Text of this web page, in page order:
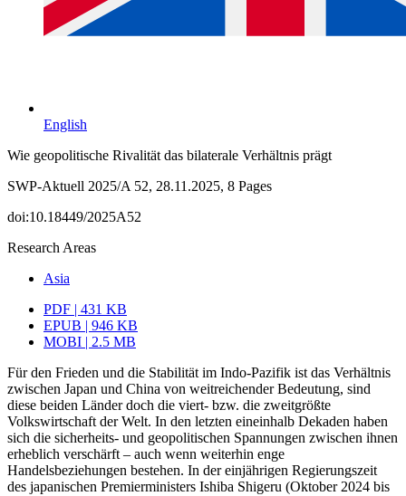
English
Wie geopolitische Rivalität das bilaterale Verhältnis prägt
SWP-Aktuell 2025/A 52, 28.11.2025, 8 Pages
doi:10.18449/2025A52
Research Areas
Asia
PDF | 431 KB
EPUB | 946 KB
MOBI | 2.5 MB
Für den Frieden und die Stabilität im Indo-Pazifik ist das Verhältnis
zwischen Japan und China von weitreichender Bedeutung, sind
diese beiden Länder doch die viert- bzw. die zweitgrößte
Volkswirtschaft der Welt. In den letzten eineinhalb Dekaden haben
sich die sicherheits- und geopolitischen Spannungen zwischen ihnen
erheb­lich ver­schärft – auch wenn weiter­hin enge
Handelsbeziehungen bestehen. In der ein­jährigen Regie­rungszeit
des japanischen Premierministers Ishiba Shigeru (Oktober 2024 bis